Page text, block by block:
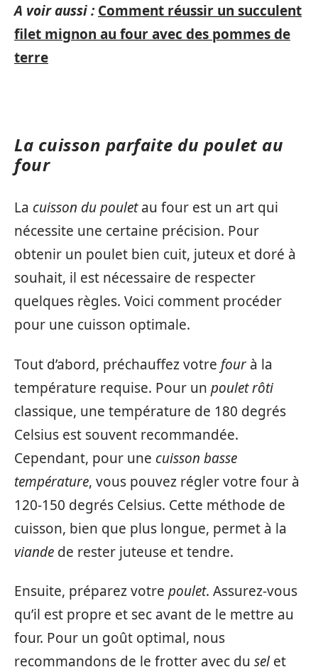
A voir aussi : Comment réussir un succulent
filet mignon au four avec des pommes de
terre
La cuisson parfaite du poulet au
four
La cuisson du pouletau four est un art qui
nécessite une certaine précision. Pour
obtenir un poulet bien cuit, juteux et doré à
souhait, il est nécessaire de respecter
quelques règles. Voici comment procéder
pour une cuisson optimale.
Tout d’abord, préchauffez votre four à la
température requise. Pour un poulet rôti
classique, une température de 180 degrés
Celsius est souvent recommandée.
Cependant, pour une cuisson basse
température, vous pouvez régler votre four à
120-150 degrés Celsius. Cette méthode de
cuisson, bien que plus longue, permet à la
viande de rester juteuse et tendre.
Ensuite, préparez votre poulet. Assurez-vous
qu’il est propre et sec avant de le mettre au
four. Pour un goût optimal, nous
recommandons de le frotter avec du selet